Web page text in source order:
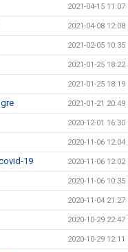
2021-04-15 11:07
2021-04-08 12:08
2021-02-05 10:35
2021-01-25 18:22
2021-01-25 18:19
2021-01-21 20:49
2020-12-01 16:30
2020-11-06 12:04
19 2020-11-06 12:02
2020-11-06 10:35
2020-11-04 21:27
2020-10-29 22:47
2020-10-29 12:11